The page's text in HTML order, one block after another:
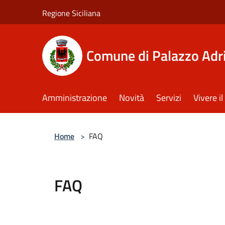
Regione Siciliana
Comune di Palazzo
Amministrazione Novità Servizi Vivere
Home > FAQ
FAQ